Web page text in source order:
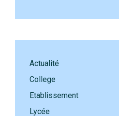
Actualité
College
Etablissement
Lycée